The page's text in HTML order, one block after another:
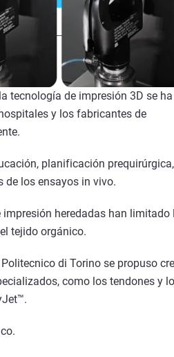
tecnología de impresión 3D se ha
y los fabricantes de
planificación prequirúrgica,
los ensayos in vivo.
heredadas han limitado
tejido orgánico.
di Torino se propuso
como los tendones y